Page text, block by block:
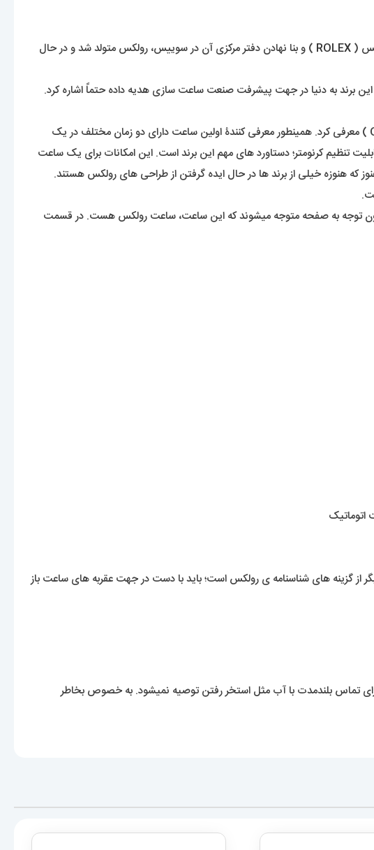
ROLEX ) و بنا نهادن دفتر مرکزی آن در سوییس، رولکس متولد شد و در حال
که این برند به دنیا در جهت پیشرفت صنعت ساعت سازی هدیه داده حتماً اشاره کرد.
در عصر ما، شنیدن اسم ساعت ضد آب شاید عادی باشد. ولی این رولکس بود که اولین ساعت ضد آب جهان با عنوان اویستر ( Oyster ) معرفی کرد. همینطور معرفی کنندۀ اولین ساعت دارای دو زمان مختلف در یک
تنظیم کرنومتر؛ دستاورد های مهم این برند است. این امکانات برای یک ساعت
خیلی از برند ها در حال ایده گرفتن از طراحی های رولکس هستند.
بدون توجه به صفحه متوجه میشوند که این ساعت، ساعت رولکس هست. در قسمت
اتوماتیک
از گزینه های شناسنامه ی رولکس است؛ باید با دست در جهت عقربه های ساعت باز
تماس بلندمدت با آب مثل استخر رفتن توصیه نمیشود. به خصوص بخاطر